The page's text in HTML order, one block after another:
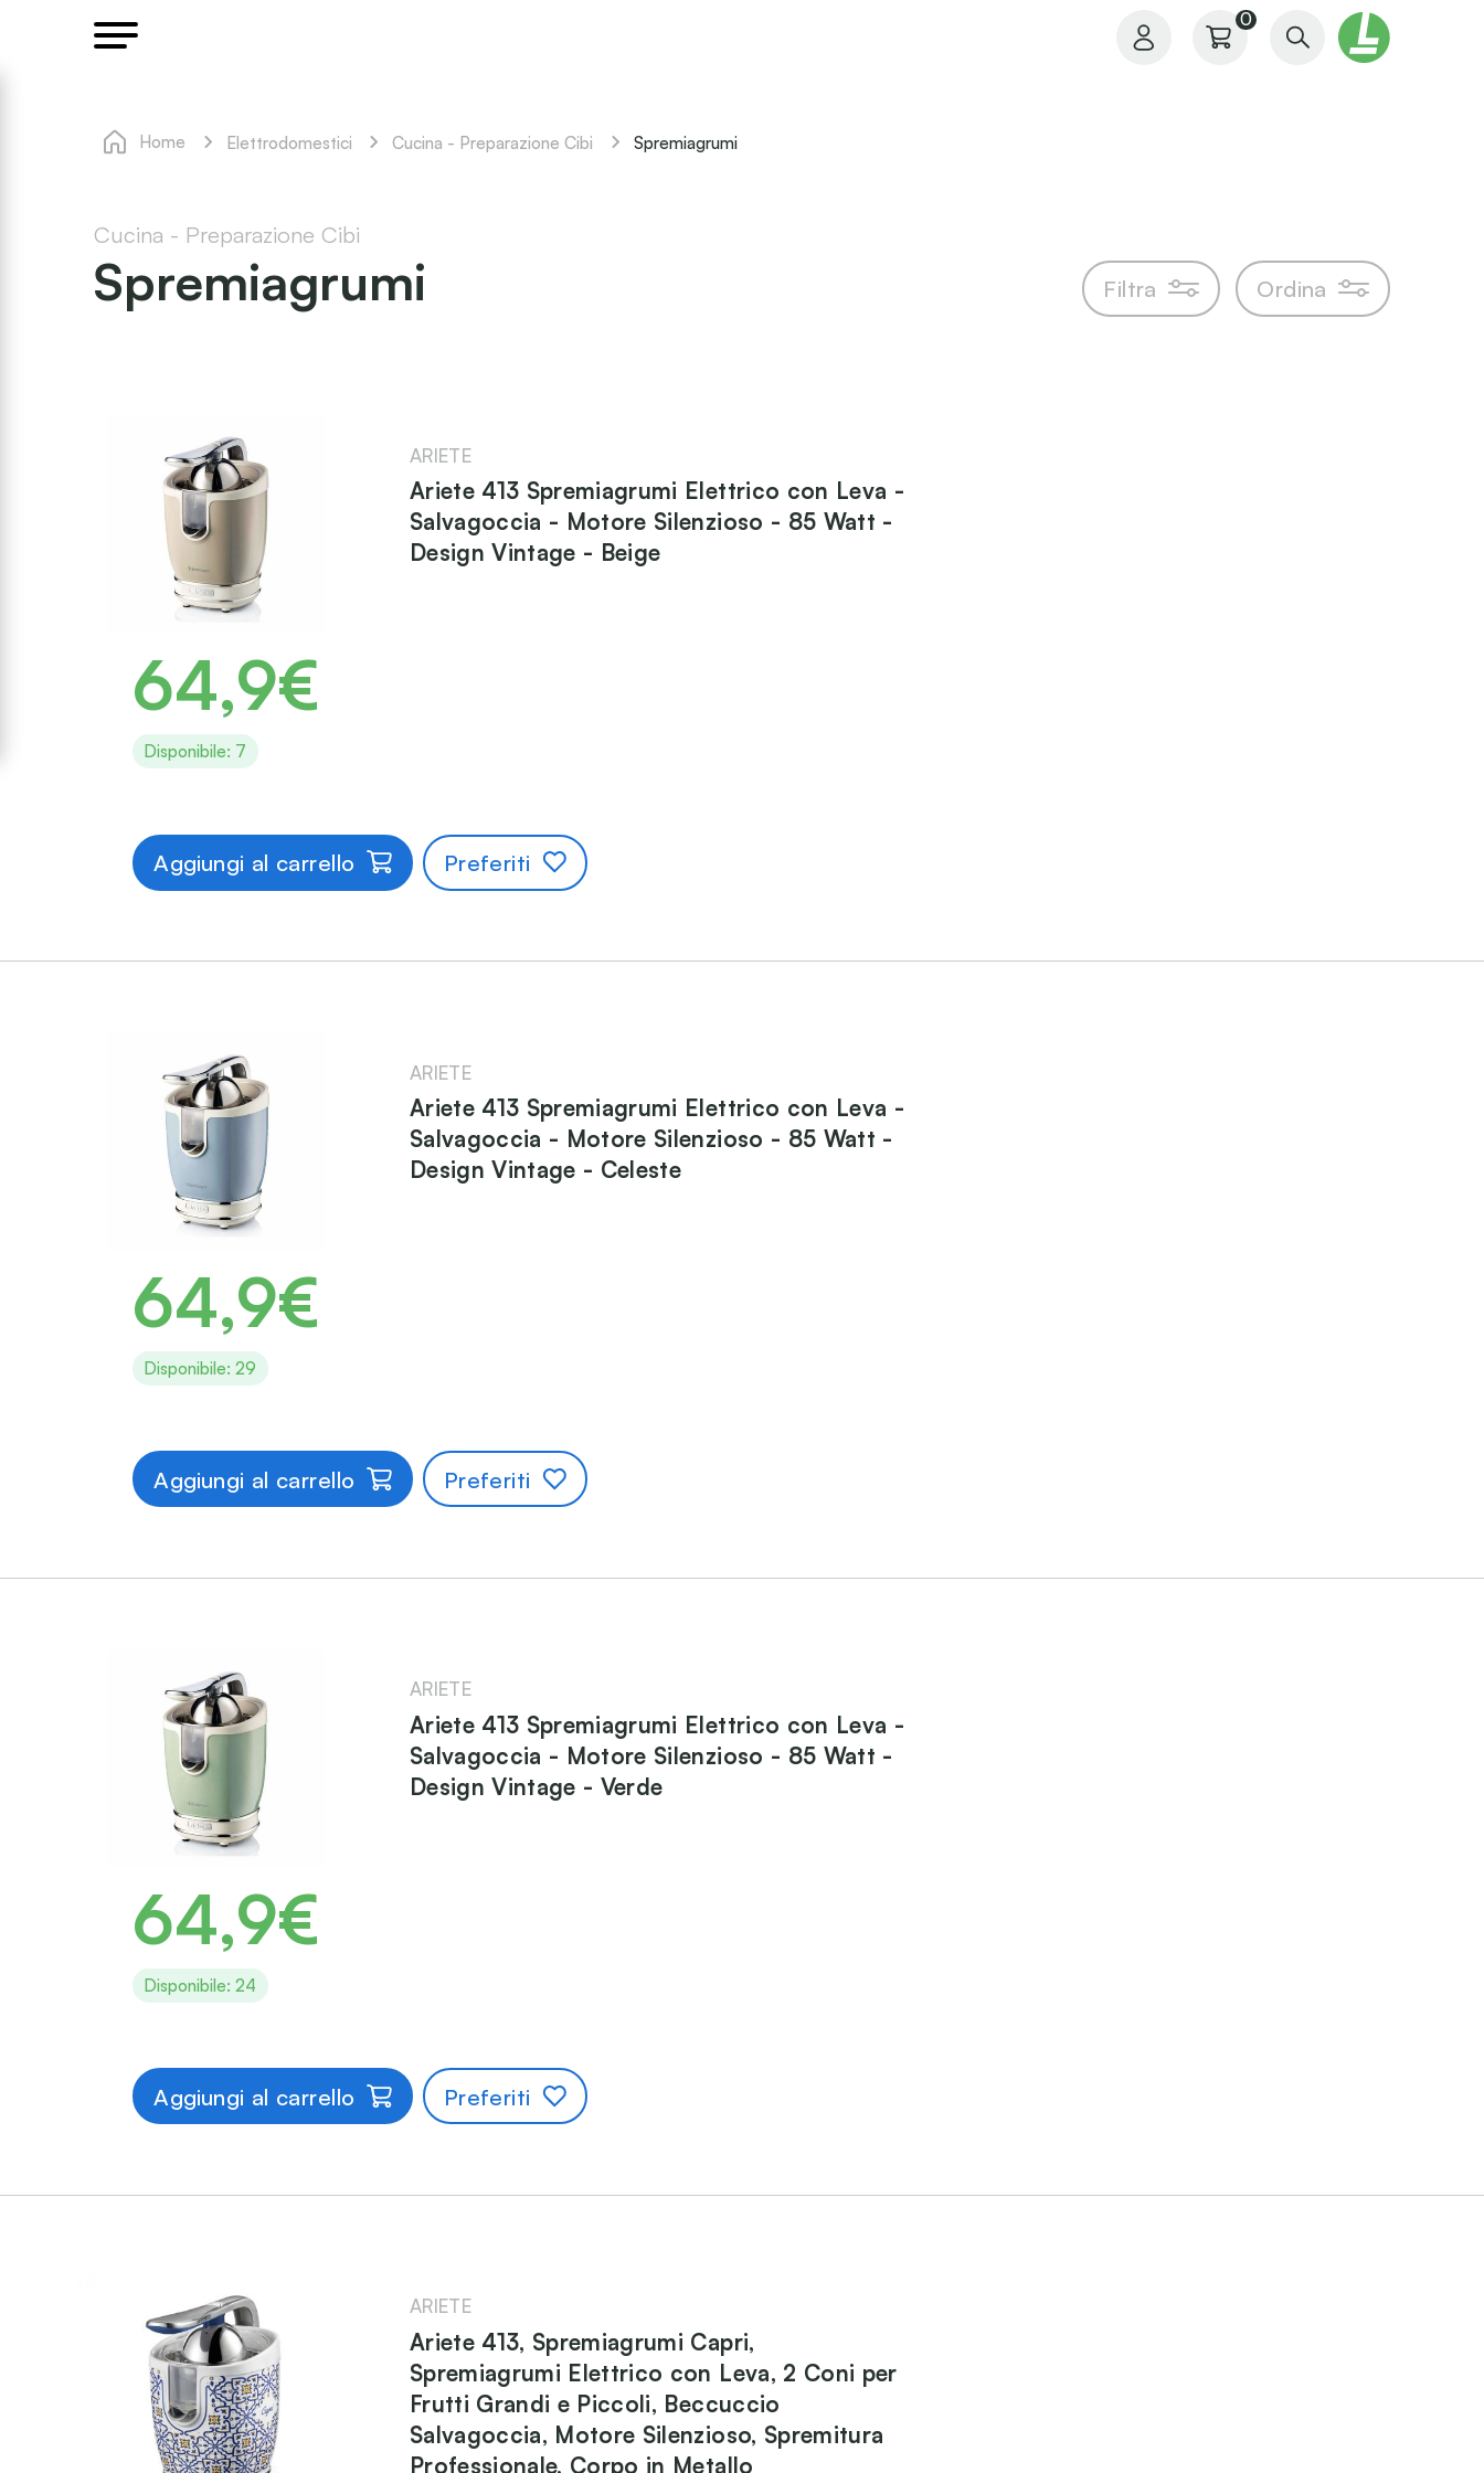
Il mio profilo
I miei ordini
0
Home Elettrodomestici Cucina - Preparazione Cibi Spremiagrumi
Cucina - Preparazione Cibi
Spremiagrumi Filtra Ordina
ARIETE
Ariete 413 Spremiagrumi Elettrico con Leva -
Salvagoccia - Motore Silenzioso - 85 Watt -
Design Vintage - Beige
64,9€
Disponibile: 7
Aggiungi al carrello Preferiti
ARIETE
Ariete 413 Spremiagrumi Elettrico con Leva -
Salvagoccia - Motore Silenzioso - 85 Watt -
Design Vintage - Celeste
64,9€
Disponibile: 29
Aggiungi al carrello Preferiti
ARIETE
Ariete 413 Spremiagrumi Elettrico con Leva -
Salvagoccia - Motore Silenzioso - 85 Watt -
Design Vintage - Verde
64,9€
Disponibile: 24
Aggiungi al carrello Preferiti
ARIETE
Ariete 413, Spremiagrumi Capri,
Spremiagrumi Elettrico con Leva, 2 Coni per
Frutti Grandi e Piccoli, Beccuccio
Salvagoccia, Motore Silenzioso, Spremitura
Professionale, Corpo in Metallo